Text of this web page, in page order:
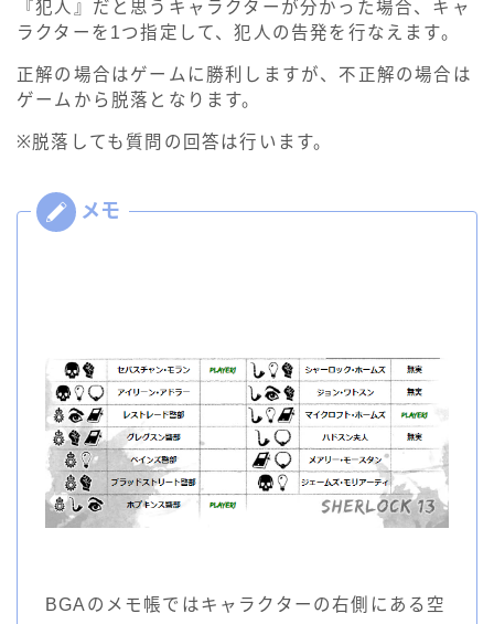
『犯人』だと思うキャラクターが分かった場合、キャ
ラクターを1つ指定して、犯人の告発を行なえます。
正解の場合はゲームに勝利しますが、不正解の場合は
ゲームから脱落となります。
※脱落しても質問の回答は行います。
BGAのメモ帳ではキャラクターの右側にある空